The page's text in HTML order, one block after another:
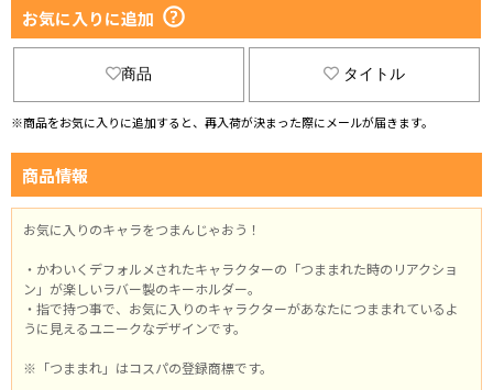
お気に入りに追加
商品 タイトル
※商品をお気に入りに追加すると、再入荷が決まった際にメールが届きます。
商品情報
お気に入りのキャラをつまんじゃおう！
・かわいくデフォルメされたキャラクターの「つままれた時のリアクショ
ン」が楽しいラバー製のキーホルダー。
・指で持つ事で、お気に入りのキャラクターがあなたにつままれているよ
うに見えるユニークなデザインです。
※「つままれ」はコスパの登録商標です。